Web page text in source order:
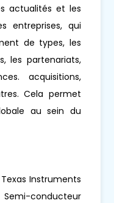
actualités et les
entreprises, qui
de types, les
les partenariats,
acquisitions,
Cela permet
au sein du
Instruments
conducteur